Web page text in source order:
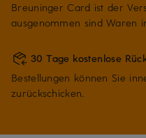
Breuninger Card ist der
ausgenommen sind Waren
30 Tage kostenlose
Bestellungen können Sie
zurückschicken.